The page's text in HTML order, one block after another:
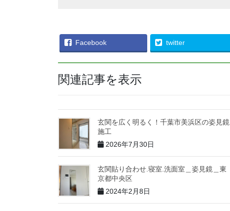
Facebook twitter
関連記事を表示
玄関を広く明るく！千葉市美浜区の姿見鏡
施工
2026年7月30日
玄関貼り合わせ.寝室.洗面室＿姿見鏡＿東
京都中央区
2024年2月8日